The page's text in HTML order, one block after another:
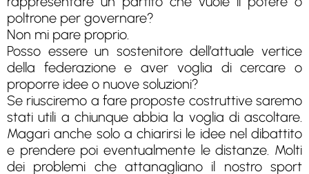
poltrone per governare?
Non mi pare proprio.
Posso essere un sostenitore dell’attuale vertice
della federazione e aver voglia di cercare o
proporre idee o nuove soluzioni?
Se riusciremo a fare proposte costruttive saremo
stati utili a chiunque abbia la voglia di ascoltare.
Magari anche solo a chiarirsi le idee nel dibattito
e prendere poi eventualmente le distanze. Molti
dei problemi che attanagliano il nostro sport